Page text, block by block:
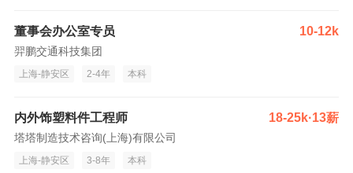
董事会办公室专员 10-12k
羿鹏交通科技集团
上海-静安区 2-4年 本科
内外饰塑料件工程师 18-25k·13薪
塔塔制造技术咨询(上海)有限公司
上海-静安区 3-8年 本科